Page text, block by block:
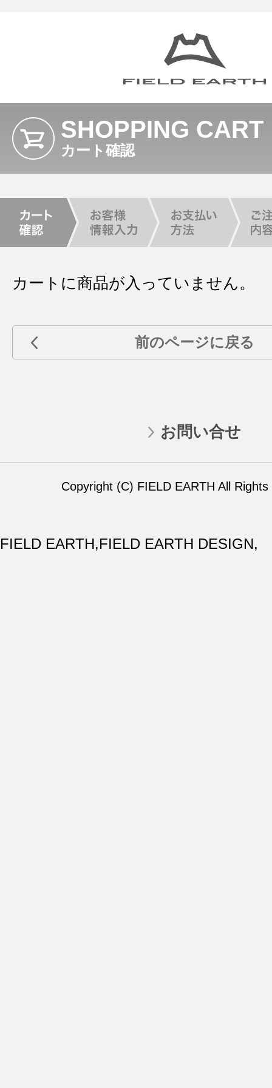
SHOPPING CART
カート確認
カートに商品が入っていません。
前のページに戻る
お問い合せ
Copyright (C) FIELD EARTH All
FIELD EARTH,FIELD EARTH DESIGN,